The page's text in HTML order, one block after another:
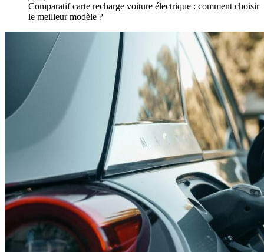
Comparatif carte recharge voiture électrique : comment choisir
le meilleur modèle ?